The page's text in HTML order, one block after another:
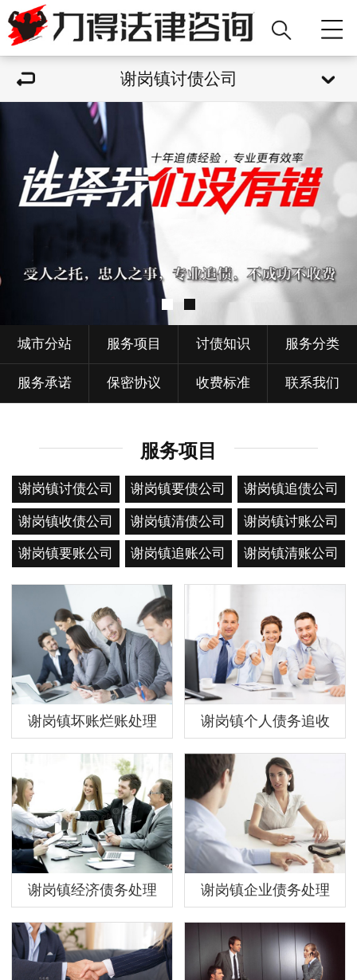
谢岗镇讨债公司
城市分站 服务项目 讨债知识 服务分类
服务承诺 保密协议 收费标准 联系我们
服务项目
谢岗镇讨债公司 谢岗镇要债公司 谢岗镇追债公司
谢岗镇收债公司 谢岗镇清债公司 谢岗镇讨账公司
谢岗镇要账公司 谢岗镇追账公司 谢岗镇清账公司
谢岗镇坏账烂账处理 谢岗镇个人债务追收
谢岗镇经济债务处理 谢岗镇企业债务处理